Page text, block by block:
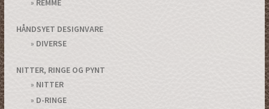
HÅNDSYET DESIGNVARE
DIVERSE
NITTER, RINGE OG PYNT
NITTER
D-RINGE